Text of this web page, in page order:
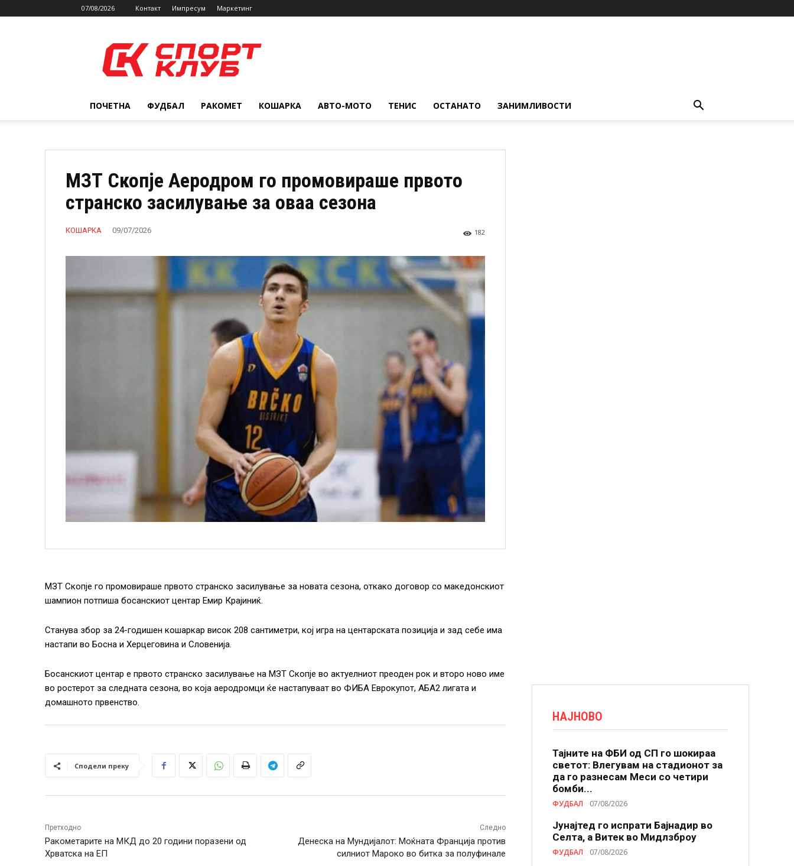
07/08/2026 Контакт Импресум Маркетинг
ПОЧЕТНА ФУДБАЛ РАКОМЕТ КОШАРКА АВТО-МОТО ТЕНИС ОСТАНАТО ЗАНИМЛИВОСТИ
МЗТ Скопје Аеродром го промовираше првото
странско засилување за оваа сезона
КОШАРКА 09/07/2026 182
МЗТ Скопје го промовираше првото странско засилување за новата сезона, откако договор со македонскиот
шампион потпиша босанскиот центар Емир Крајиниќ.
Станува збор за 24-годишен кошаркар висок 208 сантиметри, кој игра на центарската позиција и зад себе има
настапи во Босна и Херцеговина и Словенија.
Босанскиот центар е првото странско засилување на МЗТ Скопје во актуелниот преоден рок и второ ново име
во ростерот за следната сезона, во која аеродромци ќе настапуваат во ФИБА Еврокупот, АБА2 лигата и
домашното првенство.
Сподели преку
Претходно
Ракометарите на МКД до 20 години поразени од
Хрватска на ЕП
Следно
Денеска на Мундијалот: Моќната Франција против
силниот Мароко во битка за полуфинале
НАЈНОВО
Тајните на ФБИ од СП го шокираа
светот: Влегувам на стадионот за
да го разнесам Меси со четири
бомби...
ФУДБАЛ 07/08/2026
Јунајтед го испрати Бајнадир во
Селта, а Витек во Мидлзброу
ФУДБАЛ 07/08/2026